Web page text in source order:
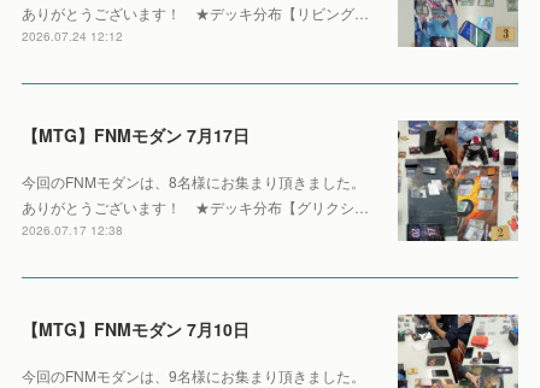
ありがとうございます！ ★デッキ分布【リビング…
2026.07.24 12:12
【MTG】FNMモダン 7月17日
今回のFNMモダンは、8名様にお集まり頂きました。
ありがとうございます！ ★デッキ分布【グリクシ…
2026.07.17 12:38
【MTG】FNMモダン 7月10日
今回のFNMモダンは、9名様にお集まり頂きました。